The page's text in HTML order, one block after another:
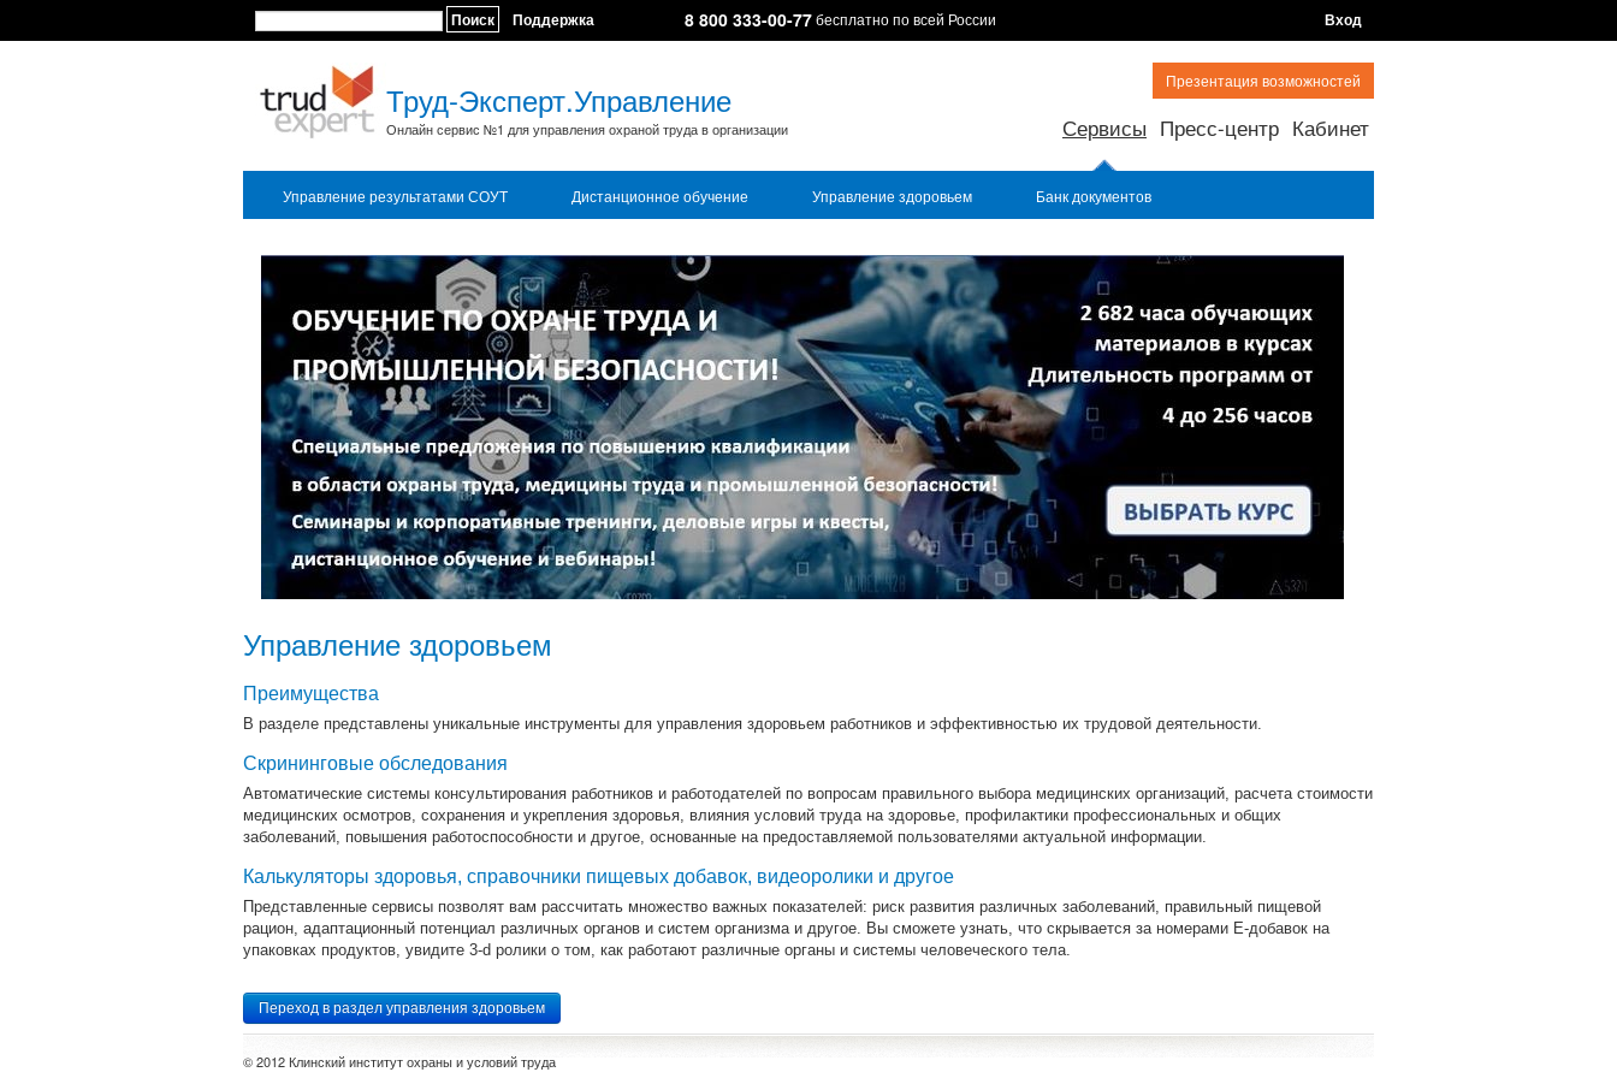
Поиск Поддержка 8 800 333-00-77бесплатно по всей России Вход
Труд-Эксперт.Управление
Онлайн сервис №1 для управления охраной труда в организации
Презентация возможностей
Сервисы Пресс-центр Кабинет
Управление результатами СОУТ Дистанционное обучение Управление здоровьем Банк документов
Управление здоровьем
Преимущества
В разделе представлены уникальные инструменты для управления здоровьем работников и эффективностью их трудовой деятельности.
Скрининговые обследования
Автоматические системы консультирования работников и работодателей по вопросам правильного выбора медицинских организаций, расчета стоимости
медицинских осмотров, сохранения и укрепления здоровья, влияния условий труда на здоровье, профилактики профессиональных и общих
заболеваний, повышения работоспособности и другое, основанные на предоставляемой пользователями актуальной информации.
Калькуляторы здоровья, справочники пищевых добавок, видеоролики и другое
Представленные сервисы позволят вам рассчитать множество важных показателей: риск развития различных заболеваний, правильный пищевой
рацион, адаптационный потенциал различных органов и систем организма и другое. Вы сможете узнать, что скрывается за номерами Е-добавок на
упаковках продуктов, увидите 3-d ролики о том, как работают различные органы и системы человеческого тела.
Переход в раздел управления здоровьем
© 2012 Клинский институт охраны и условий труда